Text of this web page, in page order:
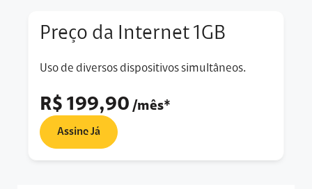
Preço da Internet 1GB
Uso de diversos dispositivos simultâneos.
R$ 199,90 /mês*
Assine Já